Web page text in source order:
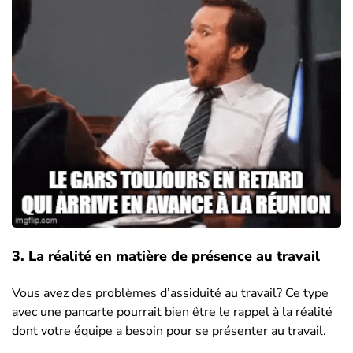
3. La réalité en matière de présence au travail
Vous avez des problèmes d’assiduité au travail? Ce type
avec une pancarte pourrait bien être le rappel à la réalité
dont votre équipe a besoin pour se présenter au travail.